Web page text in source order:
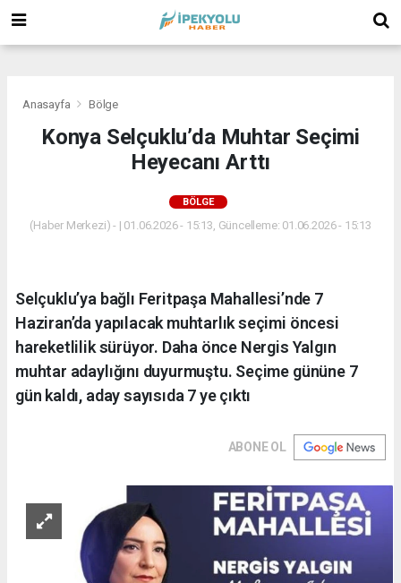
Anasayfa Bölge
Konya Selçuklu’da Muhtar Seçimi
Heyecanı Arttı
BÖLGE
(Haber Merkezi) - | 01.06.2026 - 15:13, Güncelleme: 01.06.2026 - 15:13
Selçuklu’ya bağlı Feritpaşa Mahallesi’nde 7
Haziran’da yapılacak muhtarlık seçimi öncesi
hareketlilik sürüyor. Daha önce Nergis Yalgın
muhtar adaylığını duyurmuştu. Seçime gününe 7
gün kaldı, aday sayısıda 7 ye çıktı
ABONE OL